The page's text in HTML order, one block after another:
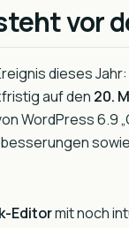
vor
dieses Jahr:
auf den 20.
WordPress 6.9
Editormit noch